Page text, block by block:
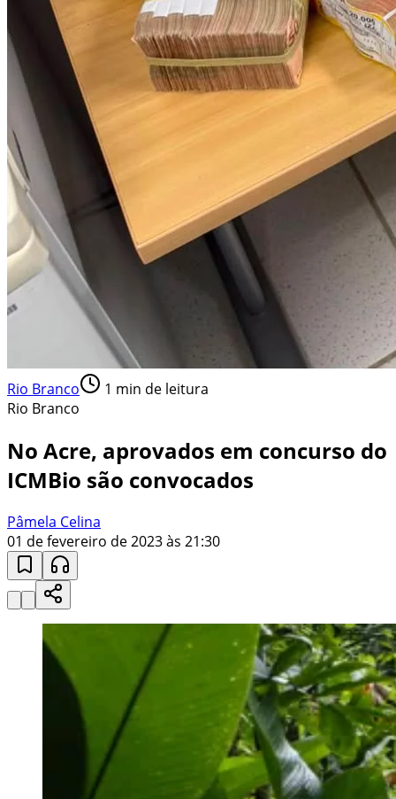
Rio Branco 1 min de leitura
Rio Branco
No Acre, aprovados em concurso do
ICMBio são convocados
Pâmela Celina
01 de fevereiro de 2023 às 21:30